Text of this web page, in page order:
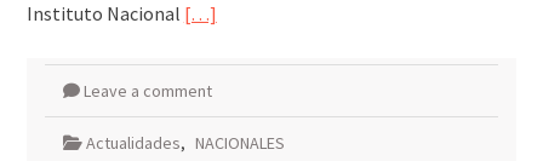
Instituto Nacional […]
Leave a comment
Actualidades, NACIONALES